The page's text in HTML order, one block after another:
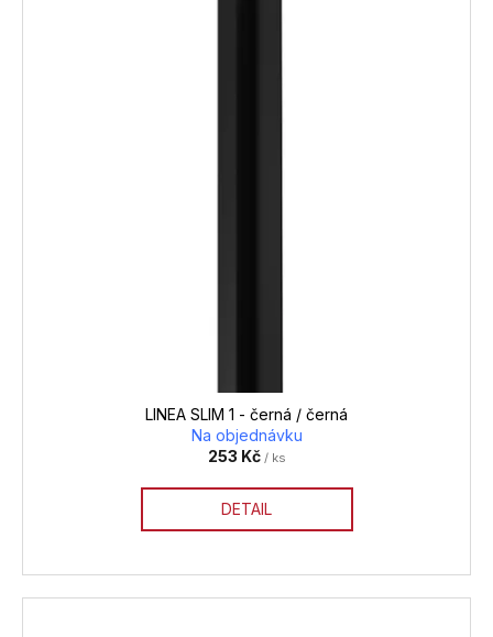
LINEA SLIM 1 - černá / černá
Na objednávku
253 Kč / ks
DETAIL